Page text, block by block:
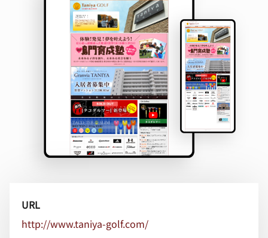
URL
http://www.taniya-golf.com/